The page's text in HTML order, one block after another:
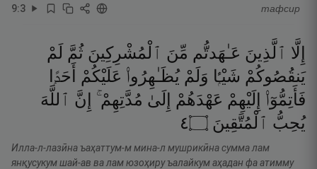
9:3 тафсир
إِلَّا ٱلَّذِينَ عَـٰهَدتُّم مِّنَ ٱلْمُشْرِكِينَ ثُمَّ لَمْ
يَنقُصُوكُمْ شَيْـًۭٔا وَلَمْ يُظَـٰهِرُوا۟ عَلَيْكُمْ
أَحَدًۭا
فَأَتِمُّوٓا۟
إِلَيْهِمْ عَهْدَهُمْ إِلَىٰ مُدَّتِهِمْ ۚ إِنَّ ٱللَّهَ
يُحِبُّ ٱلْمُتَّقِينَ ۝٤
Илла-л-лазӣна ъаҳаттум-м мина-л мушрикӣна сумма лам
янқусукум шай-ав ва лам юзоҳиру ъалайкум аҳадан фа атимму